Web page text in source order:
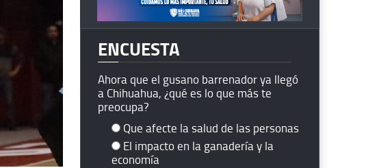
ENCUESTA
Ahora que el gusano barrenador ya llegó
a Chihuahua, ¿qué es lo que más te
preocupa?
Que afecte la salud de las personas
El impacto en la ganadería y la
economía